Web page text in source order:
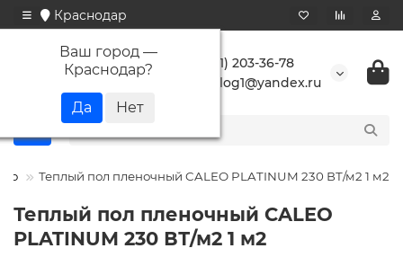
Краснодар
Ваш город —
Краснодар?
+7 (861) 203-36-78
buranlog1@yandex.ru
Теплый пол пленочный CALEO PLATINUM 230 ВТ/м2 1 м2
Теплый пол пленочный CALEO
PLATINUM 230 ВТ/м2 1 м2